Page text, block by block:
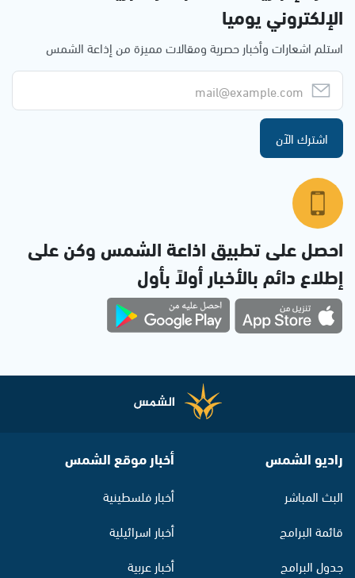
الإلكتروني يوميا
استلم اشعارات وأخبار حصرية ومقالات مميزة من إذاعة الشمس
اشترك الآن
احصل على تطبيق اذاعة الشمس وكن على
إطلاع دائم بالأخبار أولاً بأول
راديو الشمس
البث المباشر
قائمة البرامج
جدول البرامج
أخبار موقع الشمس
أخبار فلسطينية
أخبار اسرائيلية
أخبار عربية